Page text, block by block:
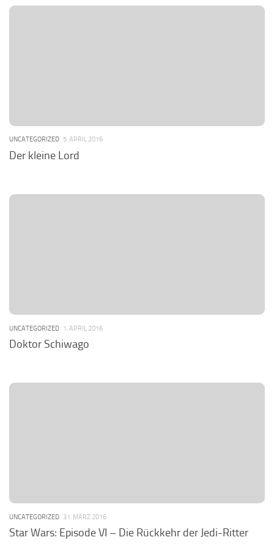
UNCATEGORIZED 5. APRIL 2016
Der kleine Lord
UNCATEGORIZED 1. APRIL 2016
Doktor Schiwago
UNCATEGORIZED 31. MÄRZ 2016
Star Wars: Episode VI – Die Rückkehr der Jedi-Ritter